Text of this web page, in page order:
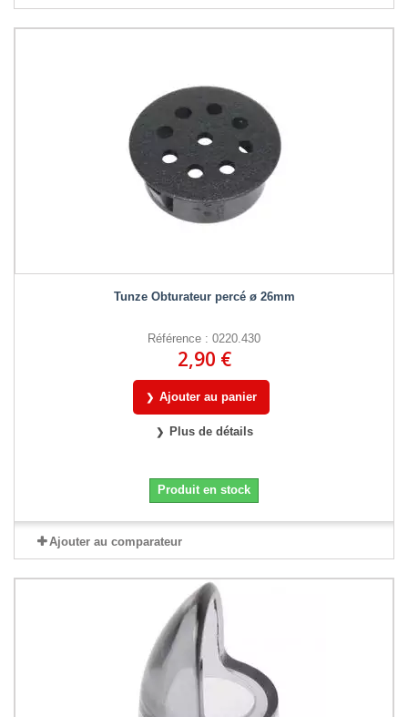
Tunze Obturateur percé ø 26mm
Référence : 0220.430
2,90 €
Ajouter au panier
Plus de détails
Produit en stock
Ajouter au comparateur